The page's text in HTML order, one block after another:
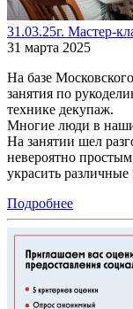
31.03.25г. Мастер-
31 марта 2025
На базе
занятия по
технике декупаж.
Многие люди в наши
На занятии шел
невероятно
украсить
Подробнее